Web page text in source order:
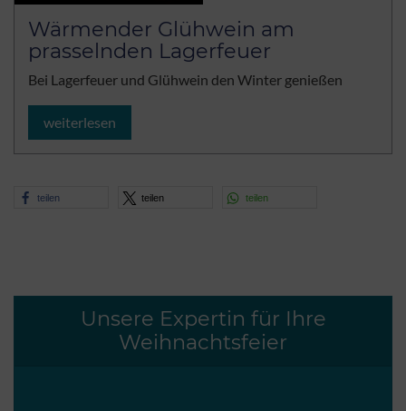
Wärmender Glühwein am
prasselnden Lagerfeuer
Bei Lagerfeuer und Glühwein den Winter genießen
weiterlesen
teilen teilen teilen
Unsere Expertin für Ihre
Weihnachtsfeier